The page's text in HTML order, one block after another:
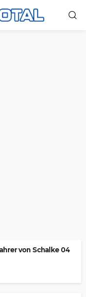
von Schalke 04